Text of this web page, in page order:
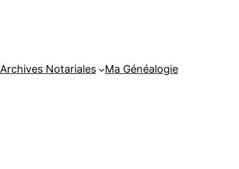
Archives Notariales Ma Généalogie